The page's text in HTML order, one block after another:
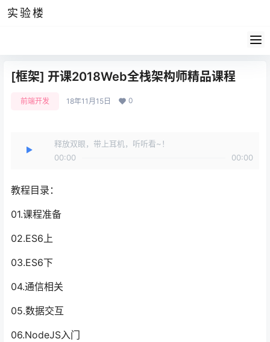
实验楼
[框架] 开课2018Web全栈架构师精品课程
前端开发 18年11月15日 0
释放双眼，带上耳机，听听看~！
00:00
00:00
教程目录：
01.课程准备
02.ES6上
03.ES6下
04.通信相关
05.数据交互
06.NodeJS入门